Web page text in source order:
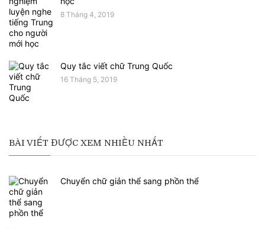
8 Tháng 4, 2019
Quy tắc viết chữ Trung Quốc
16 Tháng 5, 2019
BÀI VIẾT ĐƯỢC XEM NHIỀU NHẤT
Chuyển chữ giản thể sang phồn thể